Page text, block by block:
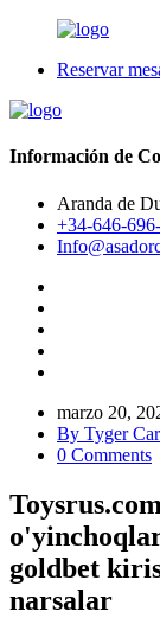
Reservar
Información de
Aranda de
+34-646-
marzo 20,
By Tyger
0 Comments
goldbet
narsalar